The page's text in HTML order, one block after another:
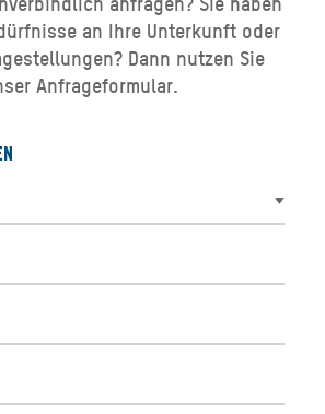
an Ihre Unterkunft oder
Dann nutzen Sie
Anfrageformular.